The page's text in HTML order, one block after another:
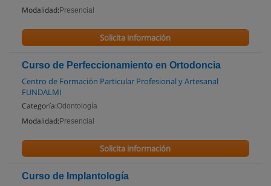
Modalidad: Presencial
Solicita información
Curso de Perfeccionamiento en Ortodoncia
Centro de Formación Particular Profesional y Artesanal
FUNDALMI
Categoría:Odontología
Modalidad: Presencial
Solicita información
Curso de Implantología